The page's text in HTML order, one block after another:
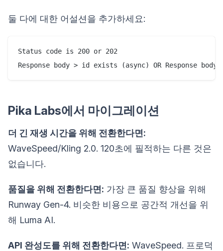
둘 다에 대한 어설션을 추가하세요:
Status code is 200 or 202
Pika Labs에서 마이그레이션
더 긴 재생 시간을 위해 전환한다면:
WaveSpeed/Kling 2.0. 120초에 필적하는 다른 것은
없습니다.
품질을 위해 전환한다면: 가장 큰 품질 향상을 위해
Runway Gen-4. 비슷한 비용으로 공간적 개선을 위
해 Luma AI.
API 완성도를 위해 전환한다면: WaveSpeed. 프로덕